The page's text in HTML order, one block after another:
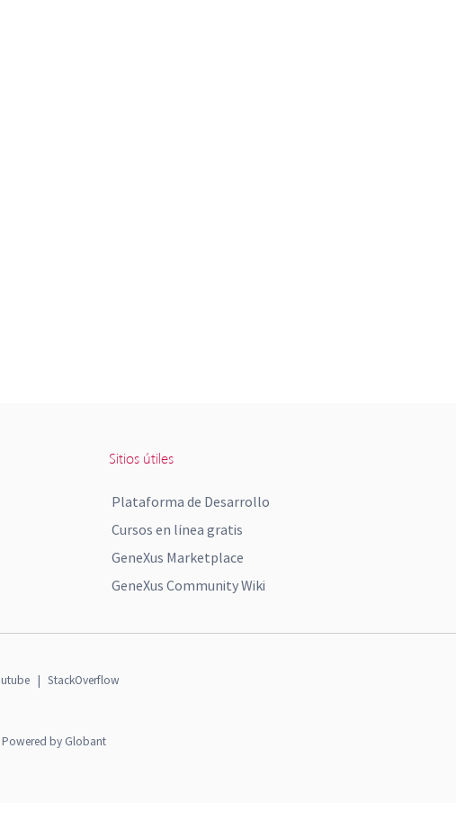
Sitios útiles
Plataforma de Desarrollo
Cursos en línea gratis
GeneXus Marketplace
GeneXus Community Wiki
| StackOverflow
Powered by Globant